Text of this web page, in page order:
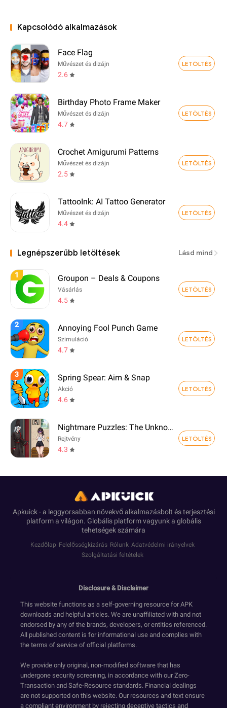
Kapcsolódó alkalmazások
Face Flag
Művészet és dizájn
2.6
LETÖLTÉS
Birthday Photo Frame Maker
Művészet és dizájn
4.7
LETÖLTÉS
Crochet Amigurumi Patterns
Művészet és dizájn
2.5
LETÖLTÉS
TattooInk: AI Tattoo Generator
Művészet és dizájn
4.4
LETÖLTÉS
Legnépszerűbb letöltések Lásd mind
1 Groupon – Deals & Coupons
Vásárlás
4.5
LETÖLTÉS
2 Annoying Fool Punch Game
Szimuláció
4.7
LETÖLTÉS
3 Spring Spear: Aim & Snap
Akció
4.6
LETÖLTÉS
Nightmare Puzzles: The Unknown
Rejtvény
4.3
LETÖLTÉS
Apkuick - a leggyorsabban növekvő alkalmazásbolt és terjesztési
platform a világon. Globális platform vagyunk a globális
tehetségek számára
Kezdőlap Felelősségkizárás Rólunk Adatvédelmi irányelvek
Szolgáltatási feltételek
Disclosure & Disclaimer
This website functions as a self-governing resource for APK
downloads and helpful articles. We are unaffiliated with and not
endorsed by any of the brands, developers, or entities referenced.
All published content is for informational use and complies with
the terms of service of official platforms.
We provide only original, non-modified software that has
undergone security screening, in accordance with our Zero-
Transaction and Safe-Resource standards. Financial dealings
are not supported on this website. Our resources and text ensure
a compliant environment by rejecting deceptive tactics and